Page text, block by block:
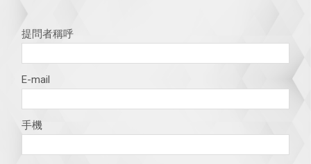
提問者稱呼
E-mail
手機